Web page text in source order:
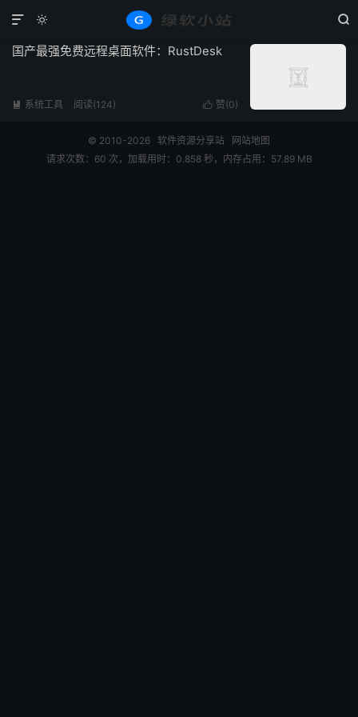


 共 1 篇文章
标签：RustDesk
国产最强免费远程桌面软件：RustDesk
 赞(0)
 系统工具 阅读(124)
© 2010-2026 软件资源分享站
网站地图
请求次数：60 次，加载用时：0.858 秒，内存占用：57.89 MB